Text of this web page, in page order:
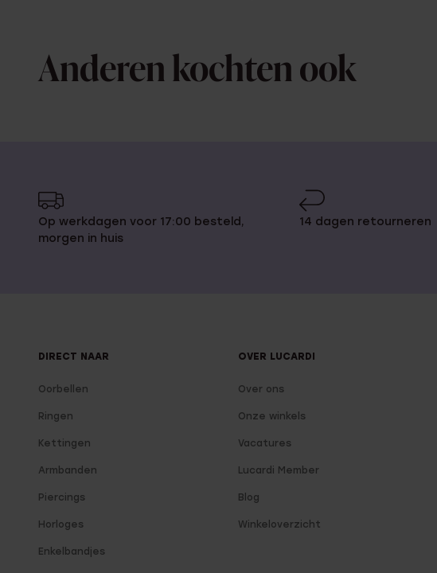
Anderen kochten ook
Op werkdagen voor 17:00 besteld,
morgen in huis
14 dagen retourneren
DIRECT NAAR
Oorbellen
Ringen
Kettingen
Armbanden
Piercings
Horloges
Enkelbandjes
OVER LUCARDI
Over ons
Onze winkels
Vacatures
Lucardi Member
Blog
Winkeloverzicht